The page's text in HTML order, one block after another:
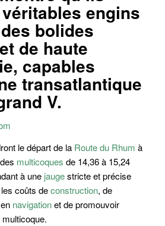
engins
bolides
de haute
capables
transatlantique
V.
le départ de la Route du Rhum à
multicoques de 14,36 à 15,24
à une jaugestricte et précise
coûts deconstruction, de
navigationet de promouvoir